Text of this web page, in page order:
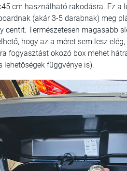
cm használható rakodásra. Ez a
(akár 3-5 darabnak) meg
centit. Természetesen magasabb
hogy az a méret sem lesz
fogyasztást okozó box mehet
lehetőségek függvénye is).